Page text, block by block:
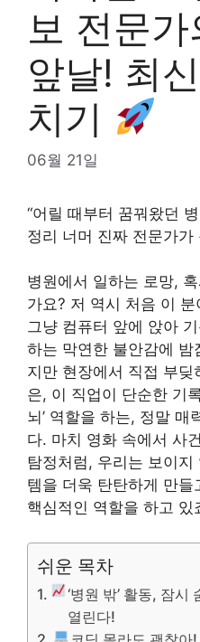
보 전문
앞날! 최
치기
06월 21일
“어릴 때부터 꿈꿔왔던
정리 너머 진짜 전문가가
병원에서 일하는 로망,
가요? 저 역시 처음 이 분
그냥 컴퓨터 앞에 앉아
하는 막연한 불안감에
지만 현장에서 직접 부
은, 이 직업이 단순한 기
뇌’ 역할을 하는, 정말 매
다. 마치 영화 속에서 사
탐정처럼, 우리는 보이
템을 더욱 탄탄하게 만
핵심적인 역할을 하고 있
쉬운 목차
‘병원 밖’ 활동, 잠
열린다!